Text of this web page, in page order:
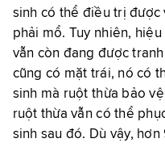
sinh có thể điều trị
phải mổ. Tuy nhiên,
vẫn còn đang được
cũng có mặt trái, nó có
sinh mà ruột thừa bảo
ruột thừa vẫn có thể
sinh sau đó. Dù vậy,